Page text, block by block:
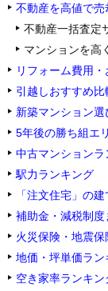
不動産を高値で売
不動産一括査定
マンションを高
リフォーム費用
引越しおすすめ比
新築マンション選
5年後の勝ち組エ
中古マンションラ
駅力ランキング
「注文住宅」の
補助金・減税制度
火災保険・地震保
地価・坪単価ラン
空き家率ランキン